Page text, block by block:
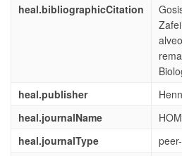
heal.bibliographicCitation
heal.publisher
heal.journalName
heal.journalType